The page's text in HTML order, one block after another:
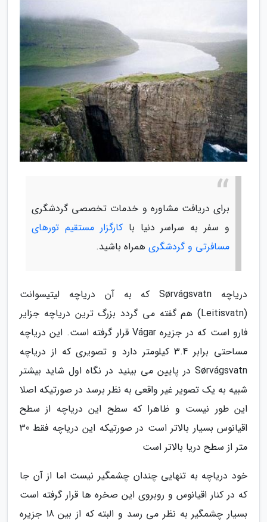
برای دریافت مشاوره و خدمات تخصصی گردشگری
و سفر به سراسر دنیا باکارگزار مستقیم تورهای
مسافرتی و گردشگری همراه باشید.
دریاچه Sørvágsvatn که به آن دریاچه لیتیسوانت
(Leitisvatn) هم گفته می گردد بزرگ ترین دریاچه جزایر
فارو است که در جزیره Vágar قرار گرفته است. این دریاچه
مساحتی برابر 3.4 کیلومتر دارد و تصویری که از دریاچه
Sørvágsvatn در پایین می بینید در نگاه اول شاید بیشتر
شبیه به یک تصویر غیر واقعی به نظر برسد در صورتیکه اصلا
این طور نیست و ظاهرا که سطح این دریاچه از سطح
اقیانوس بسیار بالاتر است در صورتیکه این دریاچه فقط 30
متر از سطح دریا بالاتر است
خود دریاچه به تنهایی چندان چشمگیر نیست اما از آن جا
که در کنار اقیانوس و روبروی این صخره ها قرار گرفته است
بسیار چشمگیر به نظر می رسد و البته که از بین 18 جزیره